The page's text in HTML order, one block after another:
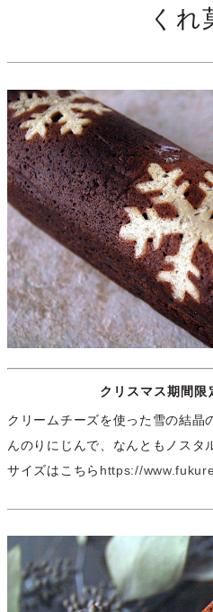
くれ
クリスマス期間限
クリームチーズを使った雪の結晶
んのりにじんで、なんともノス
サイズはこちら https://